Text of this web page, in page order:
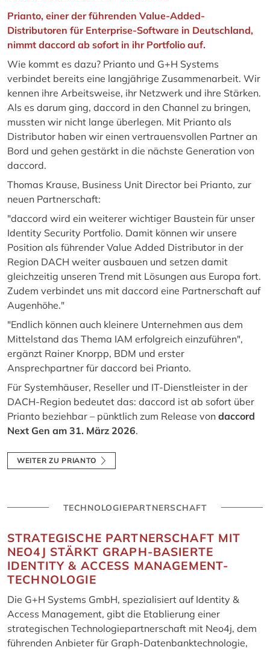
Prianto, einer der führenden Value-Added-
Distributoren für Enterprise-Software in Deutschland,
nimmt daccord ab sofort in ihr Portfolio auf.
Wie kommt es dazu? Prianto und G+H Systems
verbindet bereits eine langjährige Zusammenarbeit. Wir
kennen ihre Arbeitsweise, ihr Netzwerk und ihre Stärken.
Als es darum ging, daccord in den Channel zu bringen,
mussten wir nicht lange überlegen. Mit Prianto als
Distributor haben wir einen vertrauensvollen Partner an
Bord und gehen gestärkt in die nächste Generation von
daccord.
Thomas Krause, Business Unit Director bei Prianto, zur
neuen Partnerschaft:
"daccord wird ein weiterer wichtiger Baustein für unser
Identity Security Portfolio. Damit können wir unsere
Position als führender Value Added Distributor in der
Region DACH weiter ausbauen und setzen damit
gleichzeitig unseren Trend mit Lösungen aus Europa fort.
Zudem verbindet uns mit daccord eine Partnerschaft auf
Augenhöhe."
"Endlich können auch kleinere Unternehmen aus dem
Mittelstand das Thema IAM erfolgreich einzuführen",
ergänzt Rainer Knorpp, BDM und erster
Ansprechpartner für daccord bei Prianto.
Für Systemhäuser, Reseller und IT-Dienstleister in der
DACH-Region bedeutet das: daccord ist ab sofort über
Prianto beziehbar – pünktlich zum Release von daccord
Next Gen am 31. März 2026.
WEITER ZU PRIANTO
TECHNOLOGIEPARTNERSCHAFT
STRATEGISCHE PARTNERSCHAFT MIT
NEO4J STÄRKT GRAPH-BASIERTE
IDENTITY & ACCESS MANAGEMENT-
TECHNOLOGIE
Die G+H Systems GmbH, spezialisiert auf Identity &
Access Management, gibt die Etablierung einer
strategischen Technologiepartnerschaft mit Neo4j, dem
führenden Anbieter für Graph-Datenbanktechnologie,